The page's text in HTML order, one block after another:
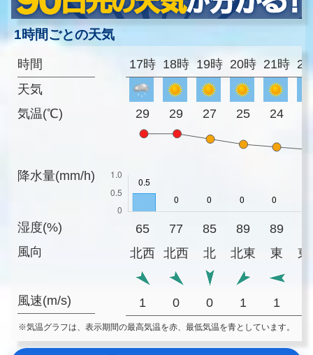
1時間ごとの天気
時間
天気
気温(℃)
降水量(mm/h)
湿度(%)
風向
風速(m/s)
17時 18時 19時 20時 21時
29 29 27 25 24
65 77 85 89 89
北西
北西 北 北東 東 東
1 0 0 1 1
※気温グラフは、表示期間の最高気温を赤、最低気温を青としています。